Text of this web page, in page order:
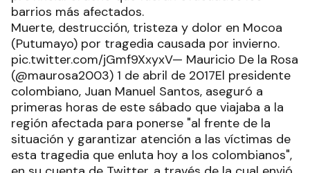
barrios más afectados.
Muerte, destrucción, tristeza y dolor en Mocoa
(Putumayo) por tragedia causada por invierno.
pic.twitter.com/jGmf9XxyxV— Mauricio De la Rosa
(@maurosa2003) 1 de abril de 2017El presidente
colombiano, Juan Manuel Santos, aseguró a
primeras horas de este sábado que viajaba a la
región afectada para ponerse "al frente de la
situación y garantizar atención a las víctimas de
esta tragedia que enluta hoy a los colombianos",